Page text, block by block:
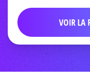
VOIR LA